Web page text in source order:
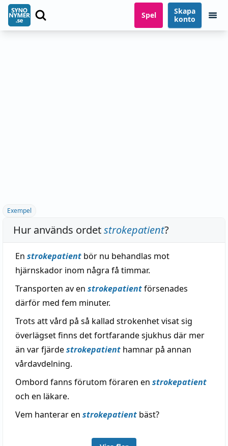
Spel
Skapa
konto
Exempel
Hur används ordetstrokepatient?
En strokepatient bör nu behandlas mot
hjärnskador inom några få timmar.
Transporten av en strokepatientförsenades
därför med fem minuter.
Trots att vård på så kallad strokenhet visat sig
överlägset finns det fortfarande sjukhus där mer
än var fjärdestrokepatient hamnar på annan
vårdavdelning.
Ombord fanns förutom föraren en strokepatient
och en läkare.
Vem hanterar en strokepatient bäst?